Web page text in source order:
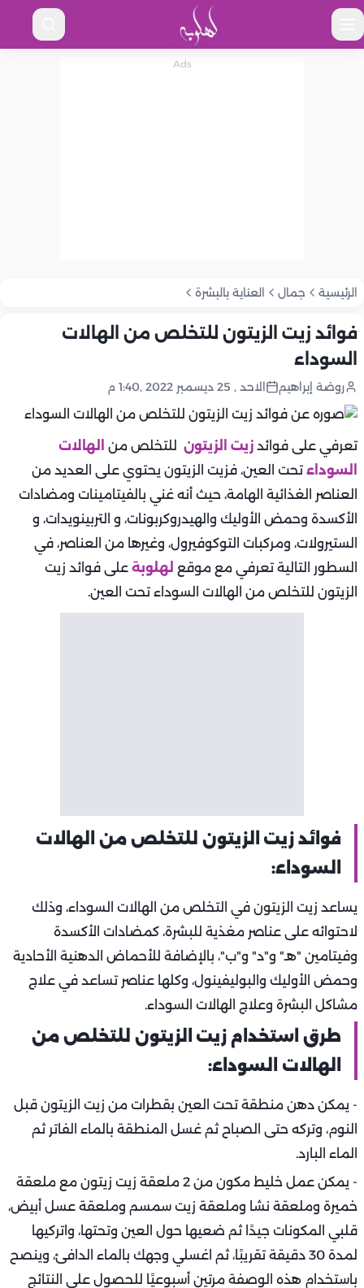
الرئيسية جمال العناية بالبشرة
فوائد زيت الزيتون للتخلص من الهالات
السوداء
روضة إبراهيم الاحد , 25 ديسمبر 2022 ,1:40 م
تعرفي على فوائد زيت الزيتون للتخلص من
الهالات
السوداء تحت العين، فزيت الزيتون يحتوي على العديد من
العناصر الغذائية الهامة، حيث أنه غني بالفيتامينات ومضادات
الأكسدة وحمض الأوليك والهيدروكربونات، و التربينويدات، و
الستيرولات، ومركبات التوكوفيرول، وغيرها من العناصر، في
السطور التالية تعرفي مع موقع لهلوبة على فوائد زيت
الزيتون للتخلص من الهالات السوداء تحت العين.
فوائد زيت الزيتون للتخلص من الهالات
السوداء:
يساعد زيت الزيتون في التخلص من الهالات السوداء، وذلك
لاحتوائه على عناصر مغذية للبشرة، كمضادات الأكسدة
وفيتامين "هـ" و"د" و"ب"، بالإضافة للأحماض الدهنية الأحادية
وحمض الأوليك والبوليفينول، وكلها عناصر تساعد في علاج
مشاكل البشرة وعلاج الهالات السوداء.
طرق استخدام زيت الزيتون للتخلص من
الهالات السوداء:
- يمكن دهن منطقة تحت العين بقطرات من زيت الزيتون قبل
النوم، وتركه حتى الصباح ثم غسل المنطقة بالماء الفاتر ثم
الماء البارد.
- يمكن عمل خليط مكون من 2 ملعقة زيت زيتون مع ملعقة
خميرة وملعقة نشا وملعقة زيت سمسم وملعقة عسل أبيض،
قلبي المكونات جيدًا ثم ضعيها حول العين وتحتها، واتركيها
لمدة 30 دقيقة تقريبًا، ثم اغسلي وجهك بالماء الدافئ، وينصح
باستخدام هذه الوصفة مرتين أسبوعيًا للحصول على النتائج